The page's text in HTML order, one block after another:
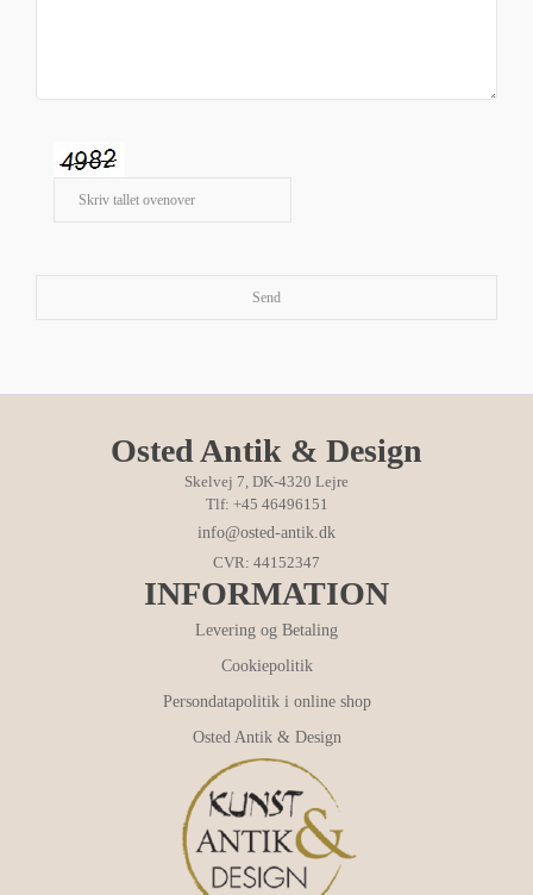
Osted Antik & Design
Skelvej 7, DK-4320 Lejre
Tlf: +45 46496151
info@osted-antik.dk
CVR: 44152347
INFORMATION
Levering og Betaling
Cookiepolitik
Persondatapolitik i online shop
Osted Antik & Design